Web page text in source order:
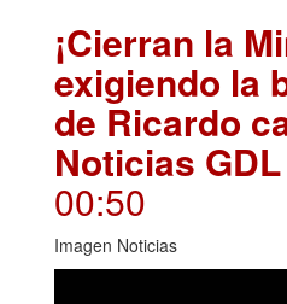
¡Cierran la
exigiendo la
de Ricardo
Noticias
00:50
Imagen Noticias